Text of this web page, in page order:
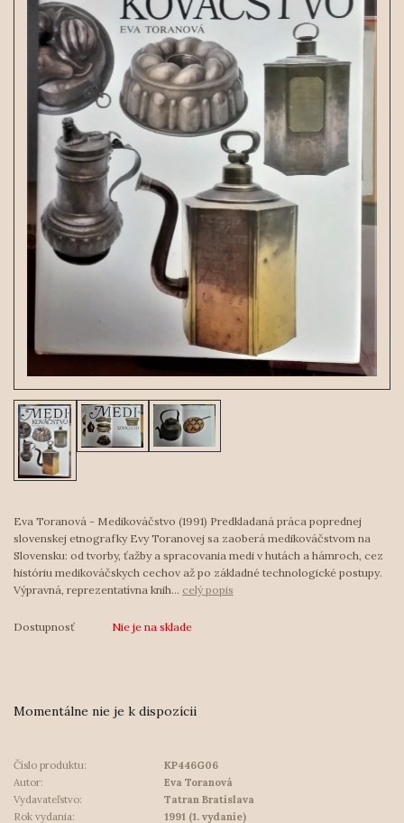
Eva Toranová - Medikováčstvo (1991) Predkladaná práca poprednej
slovenskej etnografky Evy Toranovej sa zaoberá medikováčstvom na
Slovensku: od tvorby, ťažby a spracovania medi v hutách a hámroch, cez
históriu medikováčskych cechov až po základné technologické postupy.
Výpravná, reprezentatívna knih... celý popis
Dostupnosť Nie je na sklade
Momentálne nie je k dispozícii
Číslo produktu:
KP446G06
Autor:
Eva Toranová
Vydavateľstvo:
Tatran Bratislava
Rok vydania:
1991 (1. vydanie)